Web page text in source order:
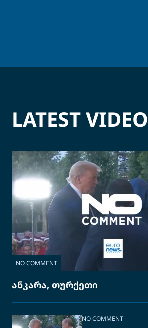
LATEST VIDEO
NO COMMENT
ანკარა, თურქეთი
NO COMMENT